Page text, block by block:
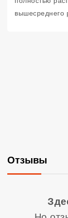
вышесреднего
Отзывы